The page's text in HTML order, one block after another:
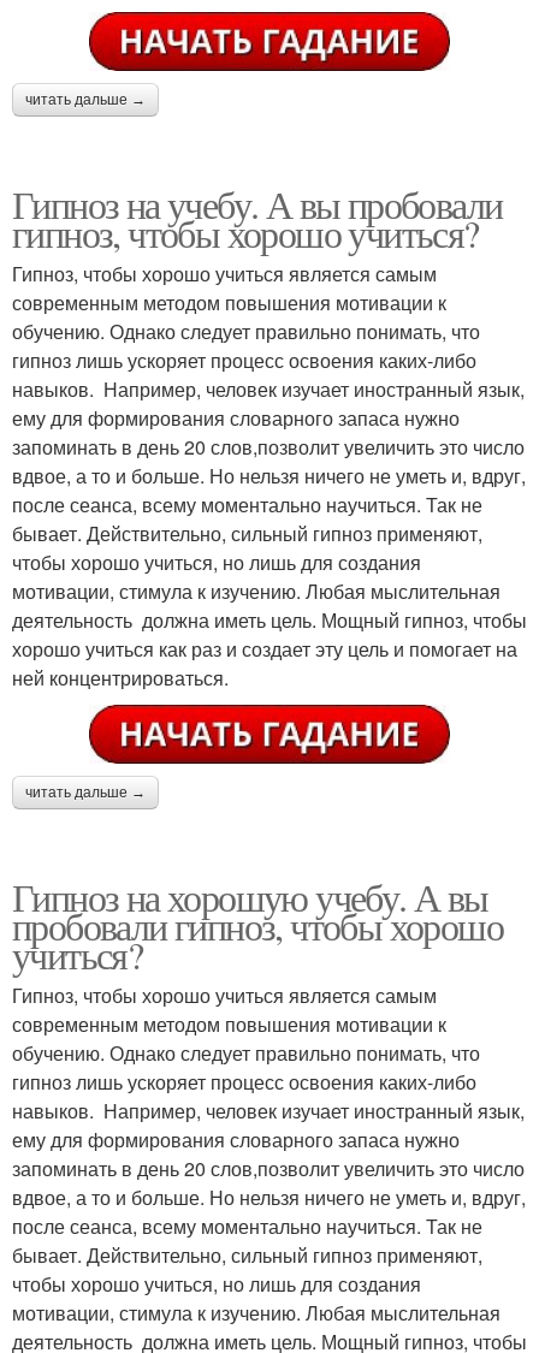
читать дальше →
Гипноз на учебу. А вы пробовали
гипноз, чтобы хорошо учиться?
Гипноз, чтобы хорошо учиться является самым
современным методом повышения мотивации к
обучению. Однако следует правильно понимать, что
гипноз лишь ускоряет процесс освоения каких-либо
навыков. Например, человек изучает иностранный язык,
ему для формирования словарного запаса нужно
запоминать в день 20 слов,позволит увеличить это число
вдвое, а то и больше. Но нельзя ничего не уметь и, вдруг,
после сеанса, всему моментально научиться. Так не
бывает. Действительно, сильный гипноз применяют,
чтобы хорошо учиться, но лишь для создания
мотивации, стимула к изучению. Любая мыслительная
деятельность должна иметь цель. Мощный гипноз, чтобы
хорошо учиться как раз и создает эту цель и помогает на
ней концентрироваться.
читать дальше →
Гипноз на хорошую учебу. А вы
пробовали гипноз, чтобы хорошо
учиться?
Гипноз, чтобы хорошо учиться является самым
современным методом повышения мотивации к
обучению. Однако следует правильно понимать, что
гипноз лишь ускоряет процесс освоения каких-либо
навыков. Например, человек изучает иностранный язык,
ему для формирования словарного запаса нужно
запоминать в день 20 слов,позволит увеличить это число
вдвое, а то и больше. Но нельзя ничего не уметь и, вдруг,
после сеанса, всему моментально научиться. Так не
бывает. Действительно, сильный гипноз применяют,
чтобы хорошо учиться, но лишь для создания
мотивации, стимула к изучению. Любая мыслительная
деятельность должна иметь цель. Мощный гипноз, чтобы